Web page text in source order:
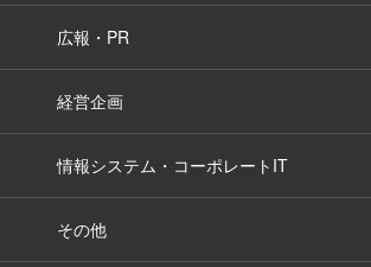
広報・PR
経営企画
情報システム・コーポレートIT
その他